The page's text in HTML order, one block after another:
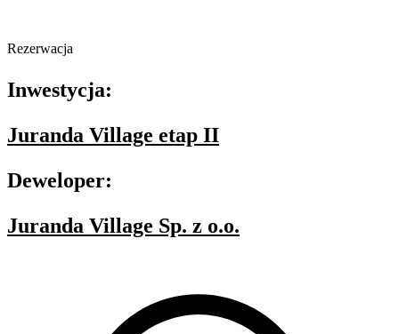
Rezerwacja
Inwestycja:
Juranda Village etap II
Deweloper:
Juranda Village Sp. z o.o.